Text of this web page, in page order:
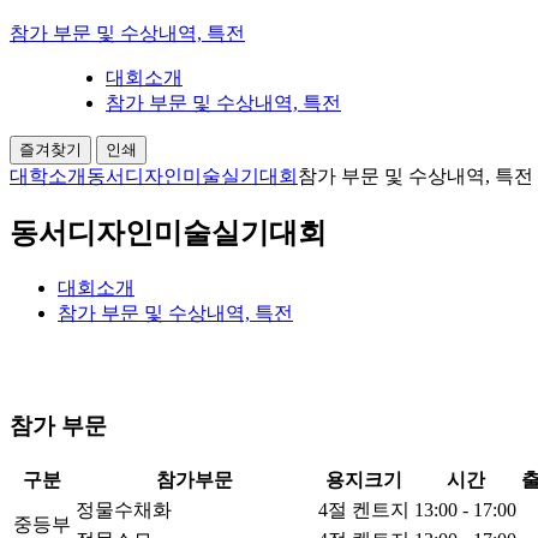
참가 부문 및 수상내역, 특전
대회소개
참가 부문 및 수상내역, 특전
즐겨찾기 인쇄
대학소개 동서디자인미술실기대회 참가 부문 및 수상내역, 특전
동서디자인미술실기대회
대회소개
참가 부문 및 수상내역, 특전
참가 부문
구분 참가부문 용지크기 시간
중등부
정물수채화 4절 켄트지
13:00 - 17:00